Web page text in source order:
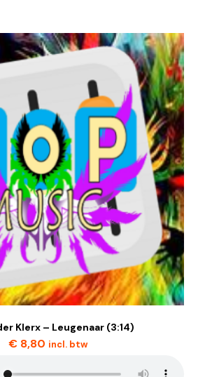
Klerx – Leugenaar (3:14)
€ 8,80 incl. btw